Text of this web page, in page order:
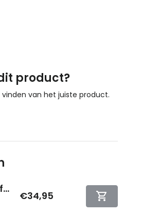
product?
van het juiste product.
€34,95